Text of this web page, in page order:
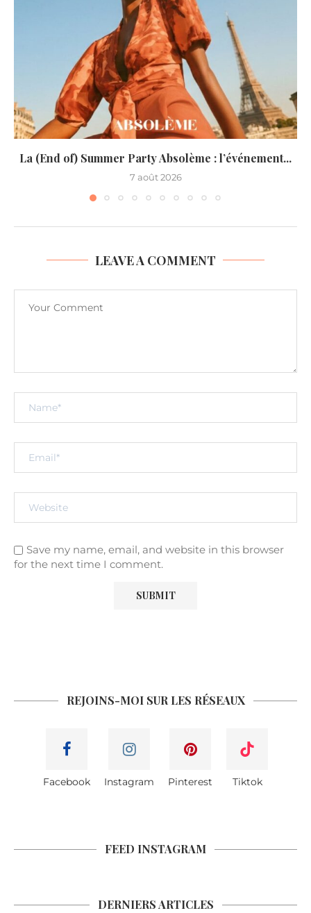
La (End of) Summer Party Absolème : l’événement...
7 août 2026
LEAVE A COMMENT
Save my name, email, and website in this browser
for the next time I comment.
REJOINS-MOI SUR LES RÉSEAUX
Facebook Instagram Pinterest Tiktok
FEED INSTAGRAM
DERNIERS ARTICLES